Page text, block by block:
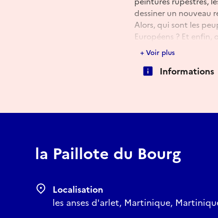
dessiner un nouveau
Alors, qui sont les
Européens ? Et
Suivie d'échanges
+ Voir plus
Informations
la Paillote du Bourg
Localisation
les anses d'arlet, Martinique,